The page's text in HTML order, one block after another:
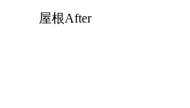
屋根After